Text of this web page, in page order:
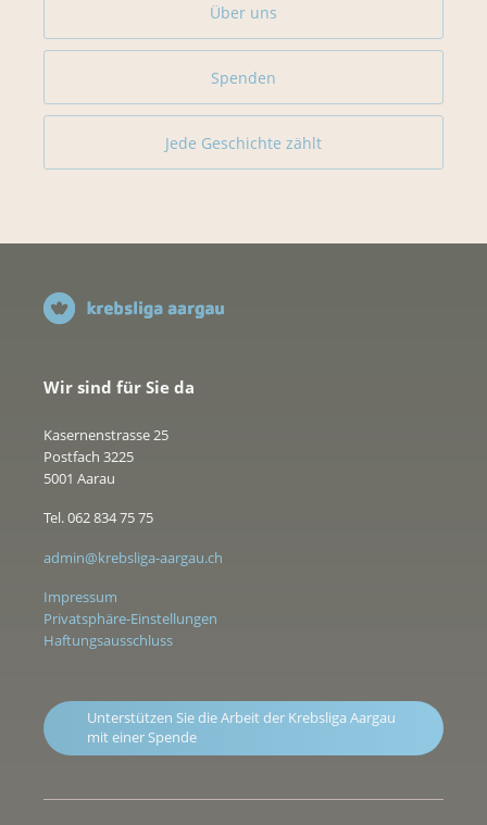
Über uns
Spenden
Jede Geschichte zählt
Wir sind für Sie da
Kasernenstrasse 25
Postfach 3225
5001 Aarau
Tel. 062 834 75 75
admin@krebsliga-aargau.ch
Impressum
Privatsphäre-Einstellungen
Haftungsausschluss
Unterstützen Sie die Arbeit der Krebsliga Aargau
mit einer Spende